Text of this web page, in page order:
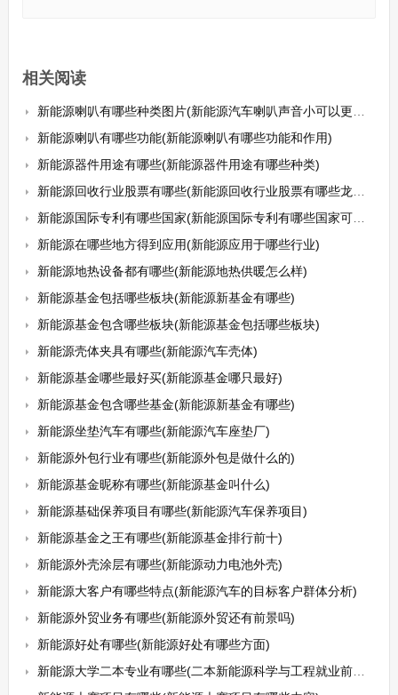
相关阅读
新能源喇叭有哪些种类图片(新能源汽车喇叭声音小可以更换吗)
新能源喇叭有哪些功能(新能源喇叭有哪些功能和作用)
新能源器件用途有哪些(新能源器件用途有哪些种类)
新能源回收行业股票有哪些(新能源回收行业股票有哪些龙头股)
新能源国际专利有哪些国家(新能源国际专利有哪些国家可以申请)
新能源在哪些地方得到应用(新能源应用于哪些行业)
新能源地热设备都有哪些(新能源地热供暖怎么样)
新能源基金包括哪些板块(新能源新基金有哪些)
新能源基金包含哪些板块(新能源基金包括哪些板块)
新能源壳体夹具有哪些(新能源汽车壳体)
新能源基金哪些最好买(新能源基金哪只最好)
新能源基金包含哪些基金(新能源新基金有哪些)
新能源坐垫汽车有哪些(新能源汽车座垫厂)
新能源外包行业有哪些(新能源外包是做什么的)
新能源基金昵称有哪些(新能源基金叫什么)
新能源基础保养项目有哪些(新能源汽车保养项目)
新能源基金之王有哪些(新能源基金排行前十)
新能源外壳涂层有哪些(新能源动力电池外壳)
新能源大客户有哪些特点(新能源汽车的目标客户群体分析)
新能源外贸业务有哪些(新能源外贸还有前景吗)
新能源好处有哪些(新能源好处有哪些方面)
新能源大学二本专业有哪些(二本新能源科学与工程就业前景怎么样)